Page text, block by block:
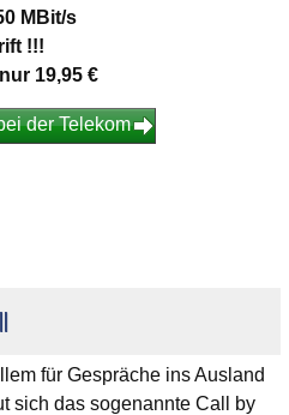
MBit/s
!!!
19,95 €
der Telekom
für Gespräche ins Ausland
sich das sogenannte Call by